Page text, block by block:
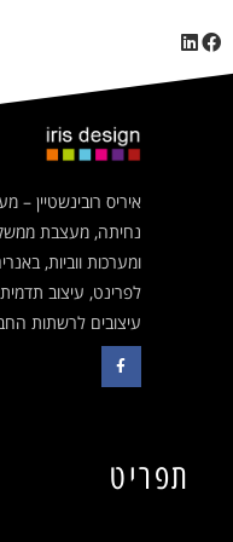
איריס רובינשטיין –
נחיתה, מעצבת
ומערכות ווביות,
לפרינט, עיצוב
עיצובים לרשתות
תפריט